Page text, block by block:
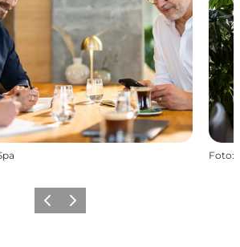
Foto:
ForrigeNæste